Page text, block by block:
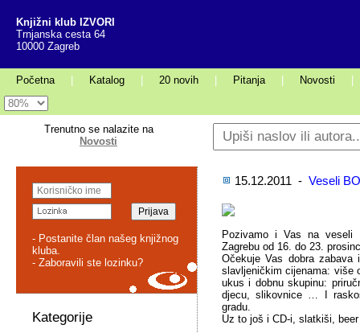
Knjižni klub IZVORI
Trnjanska cesta 64
10000 Zagreb
Početna Katalog 20 novih Pitanja Novosti
Trenutno se nalazite na
Novosti
- Postanite član našeg knjižnog
kluba.
- Zaboravili ste lozinku?
Kategorije
15.12.2011 - Veseli
Pozivamo i Vas na veseli
Zagrebu od 16. do 23.
Očekuje Vas dobra zabava
slavljeničkim cijenama: više
ukus i dobnu skupinu:
djecu, slikovnice … I
gradu.
Uz to još i CD-i, slatkiši,